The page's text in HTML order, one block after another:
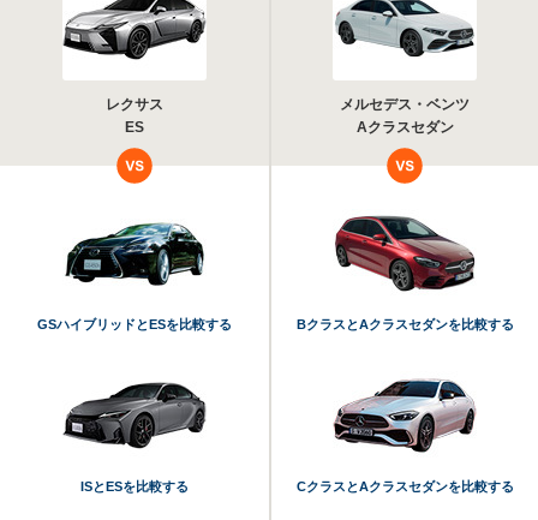
レクサス
ES
メルセデス・ベンツ
Aクラスセダン
GSハイブリッドとESを比較する
ISとESを比較する
BクラスとAクラスセダンを比較する
CクラスとAクラスセダンを比較する